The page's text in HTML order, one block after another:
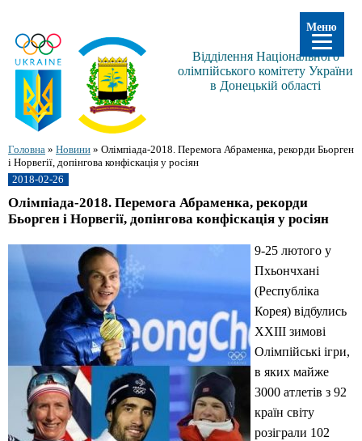
Відділення Національного
олімпійського комітету України
в Донецькій області
Головна » Новини » Олімпіада-2018. Перемога Абраменка, рекорди Бьорген
і Норвегії, допінгова конфіскація у росіян
2018-02-26
Олімпіада-2018. Перемога Абраменка, рекорди
Бьорген і Норвегії, допінгова конфіскація у росіян
9-25 лютого у
Пхьончхані
(Республіка
Корея) відбулись
XXIII зимові
Олімпійські ігри,
в яких майже
3000 атлетів з 92
країн світу
розіграли 102
Меню